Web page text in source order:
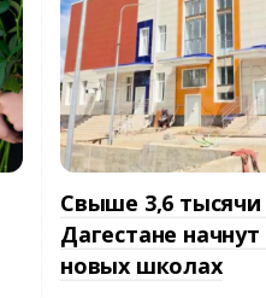
Свыше 3,6 тысячи
Дагестане
новых школах